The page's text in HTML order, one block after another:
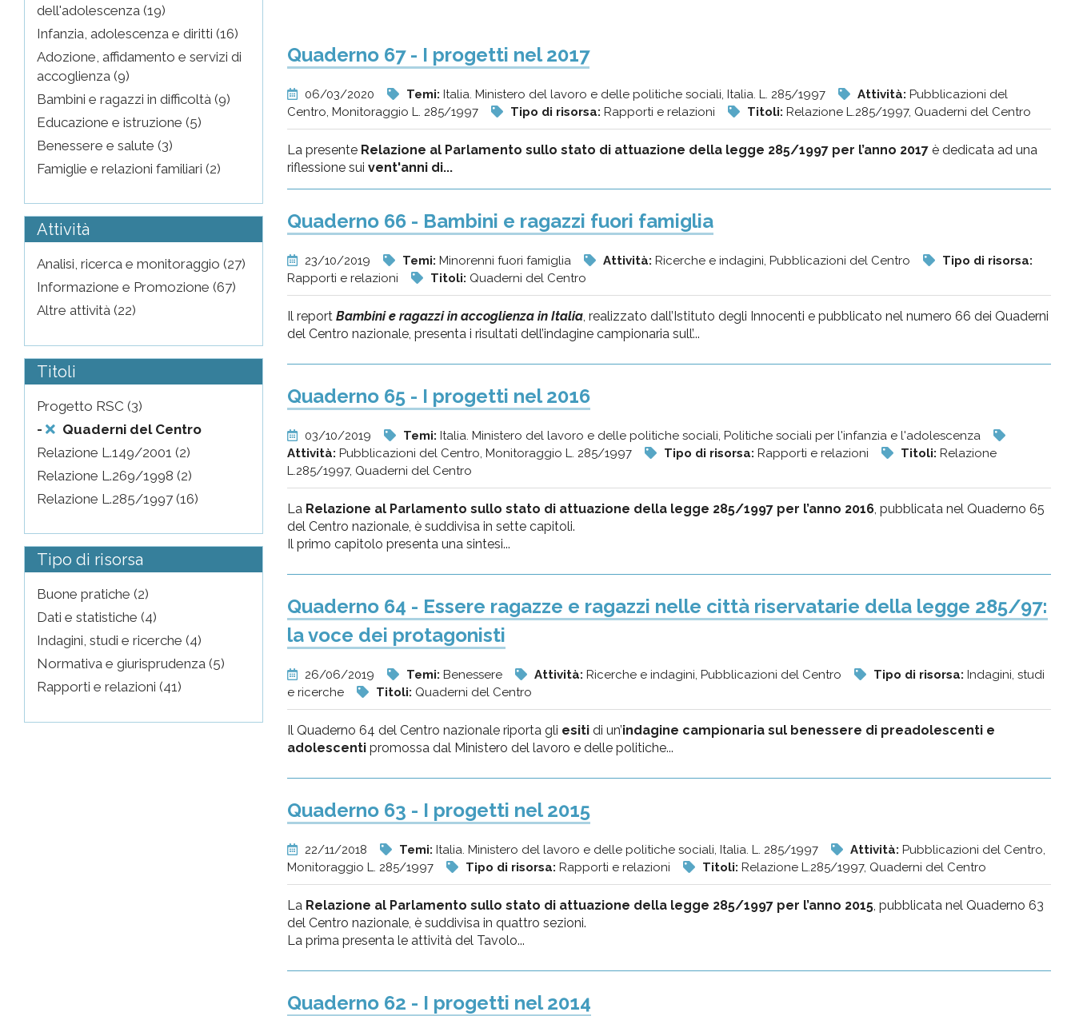
dell'adolescenza (19)
Infanzia, adolescenza e diritti (16)
Adozione, affidamento e servizi di
accoglienza (9)
Bambini e ragazzi in difficoltà (9)
Educazione e istruzione (5)
Benessere e salute (3)
Famiglie e relazioni familiari (2)
Attività
Analisi, ricerca e monitoraggio (27)
Informazione e Promozione (67)
Altre attività (22)
Titoli
Progetto RSC (3)
-
Quaderni del Centro
Relazione L.149/2001 (2)
Relazione L.269/1998 (2)
Relazione L.285/1997 (16)
Tipo di risorsa
Buone pratiche (2)
Dati e statistiche (4)
Indagini, studi e ricerche (4)
Normativa e giurisprudenza (5)
Rapporti e relazioni (41)
Quaderno 67 - I progetti nel 2017
06/03/2020 Temi: Italia. Ministero del lavoro e delle politiche sociali, Italia. L. 285/1997 Attività: Pubblicazioni del
Centro, Monitoraggio L. 285/1997
Tipo di risorsa: Rapporti e relazioni Titoli: Relazione L.285/1997, Quaderni del Centro
La presente Relazione al Parlamento sullo stato di attuazione della legge 285/1997 per l’anno 2017è dedicata ad una
riflessione sui vent'anni di...
Quaderno 66 - Bambini e ragazzi fuori famiglia
23/10/2019 Temi: Minorenni fuori famiglia Attività: Ricerche e indagini, Pubblicazioni del Centro
Tipo di risorsa:
Rapporti e relazioni
Titoli: Quaderni del Centro
Il report Bambini e ragazzi in accoglienza in Italia, realizzato dall’Istituto degli Innocenti e pubblicato nel numero 66 dei Quaderni
del Centro nazionale, presenta i risultati dell’indagine campionaria sull’...
Quaderno 65 - I progetti nel 2016
03/10/2019 Temi: Italia. Ministero del lavoro e delle politiche sociali, Politiche sociali per l'infanzia e l'adolescenza
Attività: Pubblicazioni del Centro, Monitoraggio L. 285/1997 Tipo di risorsa: Rapporti e relazioni Titoli: Relazione
L.285/1997, Quaderni del Centro
La Relazione al Parlamento sullo stato di attuazione della legge 285/1997 per l’anno 2016, pubblicata nel Quaderno 65
del Centro nazionale, è suddivisa in sette capitoli.
Il primo capitolo presenta una sintesi...
Quaderno 64 - Essere ragazze e ragazzi nelle città riservatarie della legge 285/97:
la voce dei protagonisti
26/06/2019 Temi: Benessere Attività: Ricerche e indagini, Pubblicazioni del Centro Tipo di risorsa: Indagini, studi
e ricerche
Titoli: Quaderni del Centro
Il Quaderno 64 del Centro nazionale riporta gli esiti di un’indagine campionaria sul benessere di preadolescenti e
adolescentipromossa dal Ministero del lavoro e delle politiche...
Quaderno 63 - I progetti nel 2015
22/11/2018 Temi: Italia. Ministero del lavoro e delle politiche sociali, Italia. L. 285/1997 Attività: Pubblicazioni del Centro,
Monitoraggio L. 285/1997
Tipo di risorsa: Rapporti e relazioni Titoli: Relazione L.285/1997, Quaderni del Centro
La Relazione al Parlamento sullo stato di attuazione della legge 285/1997 per l’anno 2015, pubblicata nel Quaderno 63
del Centro nazionale, è suddivisa in quattro sezioni.
La prima presenta le attività del Tavolo...
Quaderno 62 - I progetti nel 2014